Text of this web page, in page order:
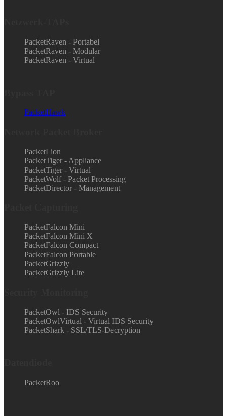
PacketRaven - Portabel
PacketRaven - Modular
PacketRaven - Virtual
PacketHawk
PacketLion
PacketTiger - Appliance
PacketTiger - Virtual
PacketWolf - Packet Processing
PacketDirector - Management
PacketFalcon Mini
PacketFalcon Mini X
PacketFalcon Compact
PacketFalcon Portable
PacketGrizzly
PacketGrizzly Lite
PacketOwl - IDS Security
PacketOwlVirtual - Virtual IDS Security
PacketShark - SSL/TLS-Decryption
PacketRoo